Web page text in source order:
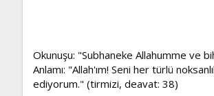
Okunuşu: "Subhaneke Allahumme ve
Anlamı: "Allah'ım! Seni her türlü
ediyorum." (tirmizi, deavat: 38)